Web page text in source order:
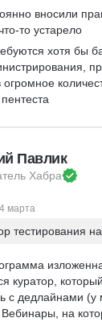
вносили
то устарело
хотя бы
Павлик
Хабра
4 марта
тестирования
куратор,
с дедлайнами
Вебинары, на